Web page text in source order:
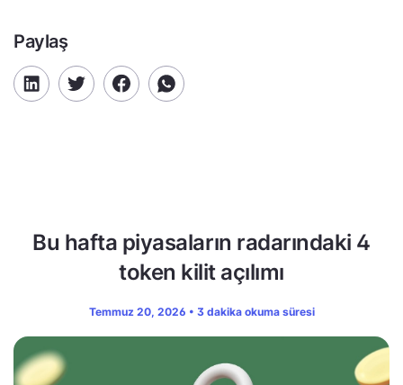
Paylaş
Bu hafta piyasaların radarındaki 4
token kilit açılımı
Temmuz 20, 2026 • 3 dakika okuma süresi